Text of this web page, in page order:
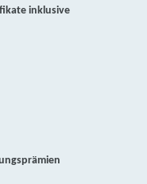
inklusive